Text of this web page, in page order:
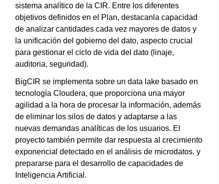
sistema analítico de la CIR. Entre los diferentes
objetivos definidos en el Plan, destacanla capacidad
de analizar cantidades cada vez mayores de datos y
la unificación del gobierno del dato, aspecto crucial
para gestionar el ciclo de vida del dato (linaje,
auditoria, seguridad).
BigCIR se implementa sobre un data lake basado en
tecnología Cloudera, que proporciona una mayor
agilidad a la hora de procesar la información, además
de eliminar los silos de datos y adaptarse a las
nuevas demandas analíticas de los usuarios. El
proyecto también permite dar respuesta al crecimiento
exponencial detectado en el análisis de microdatos. y
prepararse para el desarrollo de capacidades de
Inteligencia Artificial.